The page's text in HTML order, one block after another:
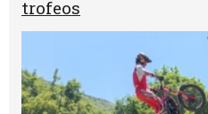
trofeos